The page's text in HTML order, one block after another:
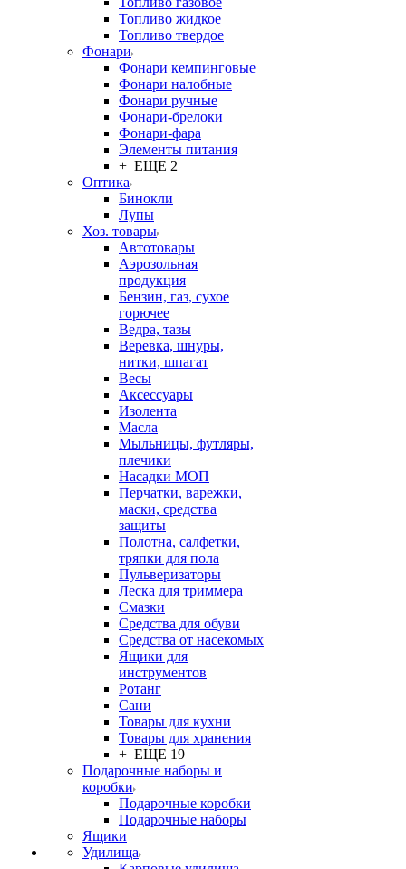
Топливо жидкое
Топливо твердое
Фонари
Фонари кемпинговые
Фонари налобные
Фонари ручные
Фонари-брелоки
Фонари-фара
Элементы питания
+ ЕЩЕ 2
Оптика
Бинокли
Лупы
Хоз. товары
Автотовары
Аэрозольная
продукция
Бензин, газ, сухое
горючее
Ведра, тазы
Веревка, шнуры,
нитки, шпагат
Весы
Аксессуары
Изолента
Масла
Мыльницы, футляры,
плечики
Насадки МОП
Перчатки, варежки,
маски, средства
защиты
Полотна, салфетки,
тряпки для пола
Пульверизаторы
Леска для триммера
Смазки
Средства для обуви
Средства от насекомых
Ящики для
инструментов
Ротанг
Сани
Товары для кухни
Товары для хранения
+ ЕЩЕ 19
Подарочные наборы и
коробки
Подарочные коробки
Подарочные наборы
Ящики
Удилища